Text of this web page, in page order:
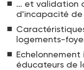
... et validation
d'incapacité
logements-
éducateurs de